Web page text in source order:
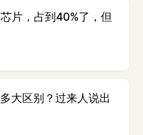
片，占到40%了，但
大区别？过来人说出